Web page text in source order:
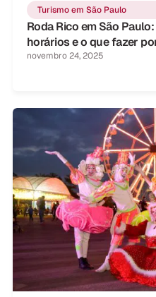
Turismo em São Paulo
Roda Rico em São
horários e o que fazer
novembro 24, 2025